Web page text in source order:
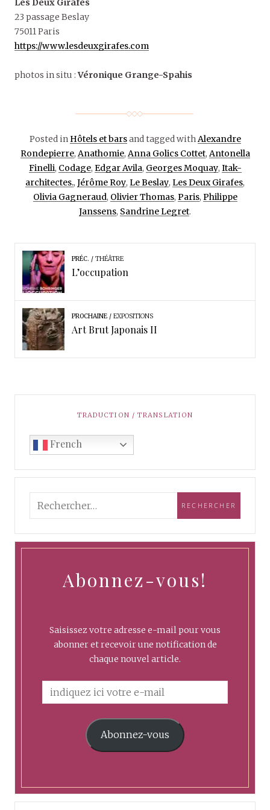
Les Deux Girafes
23 passage Beslay
75011 Paris
https://www.lesdeuxgirafes.com
photos in situ :Véronique Grange-Spahis
Posted in Hôtels et barsand tagged withAlexandre
Rondepierre, Anathomie, Anna Golics Cottet, Antonella
Finelli, Codage, Edgar Avila, Georges Moquay, Itak-
architectes., Jérôme Roy, Le Beslay, Les Deux Girafes,
Olivia Gagneraud, Olivier Thomas, Paris, Philippe
Janssens, Sandrine Legret.
PRÉC. THÉÂTRE
L’occupation
PROCHAINE EXPOSITIONS
Art Brut Japonais II
TRADUCTION / TRANSLATION
French
Abonnez-vous!
Saisissez votre adresse e-mail pour vous
abonner et recevoir une notification de
chaque nouvel article.
Abonnez-vous